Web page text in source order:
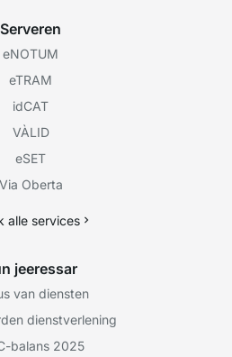
Serveren
eNOTUM
eTRAM
idCAT
VÀLID
eSET
Via Oberta
alle services
jeeressar
van diensten
dienstverlening
balans 2025